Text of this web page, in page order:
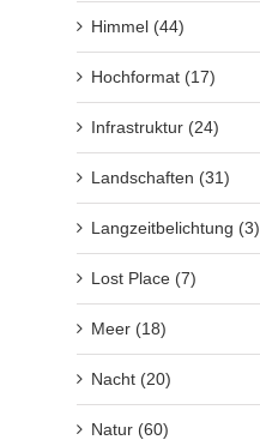
Himmel (44)
Hochformat (17)
Infrastruktur (24)
Landschaften (31)
Langzeitbelichtung (3)
Lost Place (7)
Meer (18)
Nacht (20)
Natur (60)